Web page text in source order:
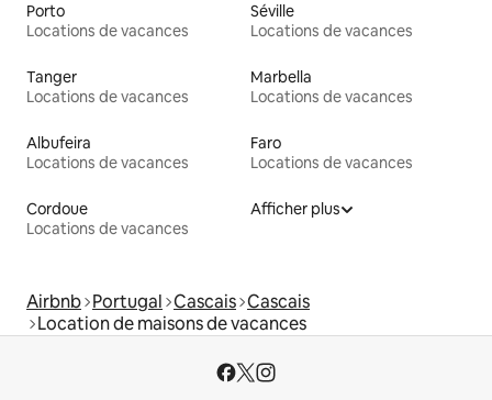
Porto
Locations de vacances
Séville
Locations de vacances
Tanger
Locations de vacances
Marbella
Locations de vacances
Albufeira
Locations de vacances
Faro
Locations de vacances
Cordoue
Locations de vacances
Afficher plus
Airbnb Portugal Cascais Cascais
Location de maisons de vacances